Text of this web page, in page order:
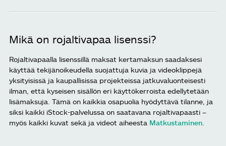
Mikä on rojaltivapaa lisenssi?
Rojaltivapaalla lisenssillä maksat kertamaksun saadaksesi
käyttää tekijänoikeudella suojattuja kuvia ja videoklippejä
yksityisissä ja kaupallisissa projekteissa jatkuvaluonteisesti
ilman, että kyseisen sisällön eri käyttökerroista edellytetään
lisämaksuja. Tämä on kaikkia osapuolia hyödyttävä tilanne, ja
siksi kaikki iStock-palvelussa on saatavana rojaltivapaasti –
myös kaikki kuvat sekä ja videot aiheesta Matkustaminen